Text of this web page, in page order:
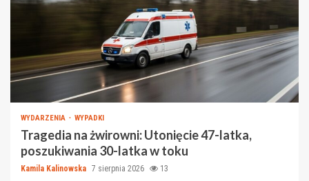
WYDARZENIA WYPADKI
Tragedia na żwirowni: Utonięcie 47-latka,
poszukiwania 30-latka w toku
Kamila Kalinowska 7 sierpnia 2026 13